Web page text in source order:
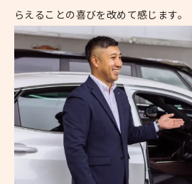
らえることの喜びを改めて感じます。